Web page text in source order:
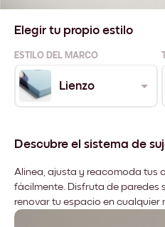
Elegir tu propio estilo
ESTILO DEL MARCO
Lienzo
Descubre el sistema de
Alinea, ajusta y reacomoda tus
fácilmente. Disfruta de paredes
renovar tu espacio en cualquier